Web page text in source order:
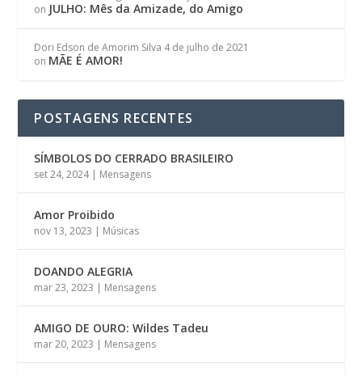
on JULHO: Mês da Amizade, do Amigo
Dori Edson de Amorim Silva 4 de julho de 2021
on MÃE É AMOR!
POSTAGENS RECENTES
SÍMBOLOS DO CERRADO BRASILEIRO
set 24, 2024| Mensagens
Amor Proibido
nov 13, 2023 | Músicas
DOANDO ALEGRIA
mar 23, 2023 | Mensagens
AMIGO DE OURO: Wildes Tadeu
mar 20, 2023 | Mensagens